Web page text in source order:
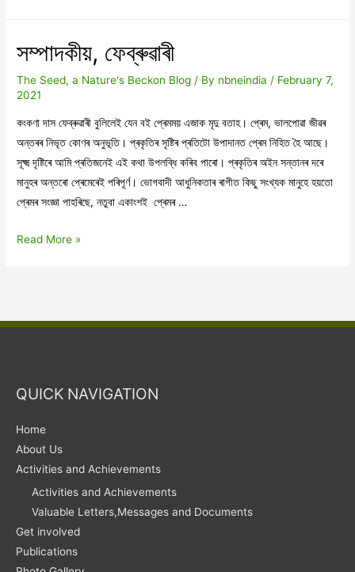
সম্পাদকীয়, ফেব্ৰুৱাৰী
The Seed, a Nature's Beckon Blog / By nbneindia / February 7,
2021
কংকণা দাস ফেব্ৰুৱাৰী বুলিলেই যেন বই প্ৰেমময় এজাক মৃদু বতাহ। প্ৰেম, ভালপোৱা জীৱৰ
অন্তৰৰ নিভৃত কোণৰ অনুভূতি। প্ৰকৃতিৰ সৃষ্টিৰ প্ৰতিটো উপাদানত প্ৰেম নিহিত হৈ আছে।
সূক্ষ্ম দৃষ্টিৰে আমি প্ৰতিজনেই এই কথা উপলব্ধি কৰিব পাৰো। প্ৰকৃতিৰ অইন সন্তানৰ দৰে
মানুহৰ অন্তৰো প্ৰেমেৰেই পৰিপূৰ্ণ। ভোগবাদী আধুনিকতাৰ ৰাগীত কিছু সংখ্যক মানুহে হয়তো
প্ৰেমৰ সংজ্ঞা পাহৰিছে, নতুবা একাংশই প্ৰেমৰ …
সম্পাদকীয়,
Read More »
QUICK NAVIGATION
Home
About Us
Activities and Achievements
Activities and Achievements
Valuable Letters,Messages and Documents
Get involved
Publications